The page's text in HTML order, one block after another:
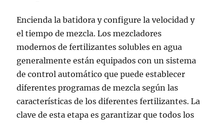
Encienda la batidora y configure la velocidad y
el tiempo de mezcla. Los mezcladores
modernos de fertilizantes solubles en agua
generalmente están equipados con un sistema
de control automático que puede establecer
diferentes programas de mezcla según las
características de los diferentes fertilizantes. La
clave de esta etapa es garantizar que todos los